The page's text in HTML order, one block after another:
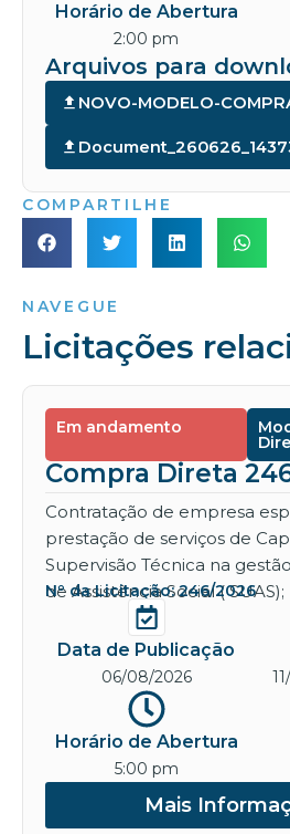
Horário de Abertura
2:00 pm
Arquivos para
NOVO-MODELO-
COMPARTILHE
NAVEGUE
Licitações
Em andamento
Compra Direta
Contratação de empresa
prestação de serviços de
Supervisão Técnica na
de Assistência Social ( SUAS);
Nº da Licitação: 246/2026
Data de Publicação
06/08/2026
Horário de Abertura
5:00 pm
Mais